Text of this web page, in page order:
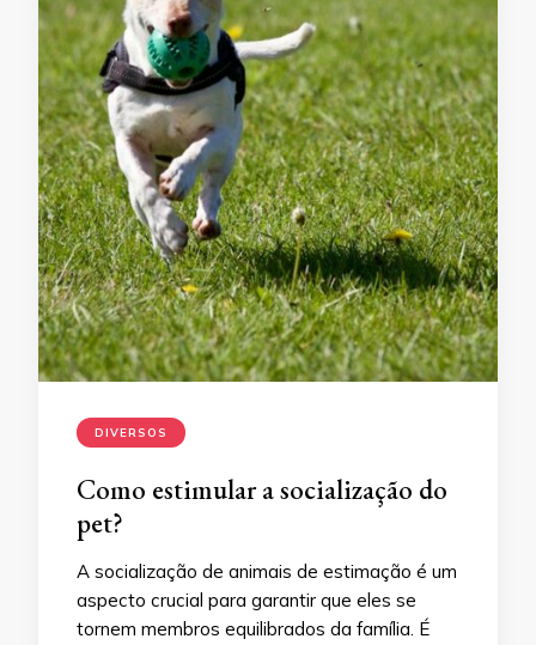
DIVERSOS
Como estimular a socialização do
pet?
A socialização de animais de estimação é um
aspecto crucial para garantir que eles se
tornem membros equilibrados da família. É